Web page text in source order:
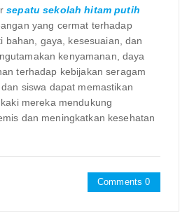
sepatu sekolah hitam putih
yang cermat terhadap
bahan, gaya, kesesuaian, dan
kenyamanan, daya
terhadap kebijakan seragam
siswa dapat memastikan
mereka mendukung
dan meningkatkan kesehatan
Comments 0